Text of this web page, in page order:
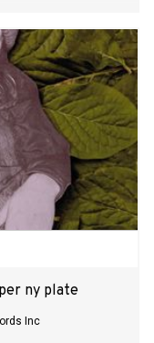
ny plate
Inc